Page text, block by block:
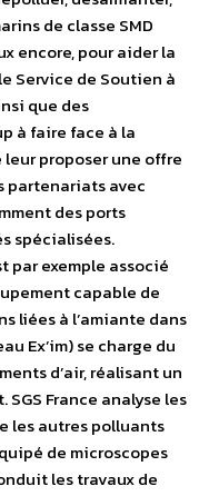
de classe SMD
encore, pour aider la
Service de Soutien à
que des
à faire face à la
proposer une offre
partenariats avec
des ports
spécialisées.
par exemple associé
capable de
liées à l’amiante dans
Ex’im) se charge du
d’air, réalisant un
France analyse les
les autres polluants
de microscopes
les travaux de